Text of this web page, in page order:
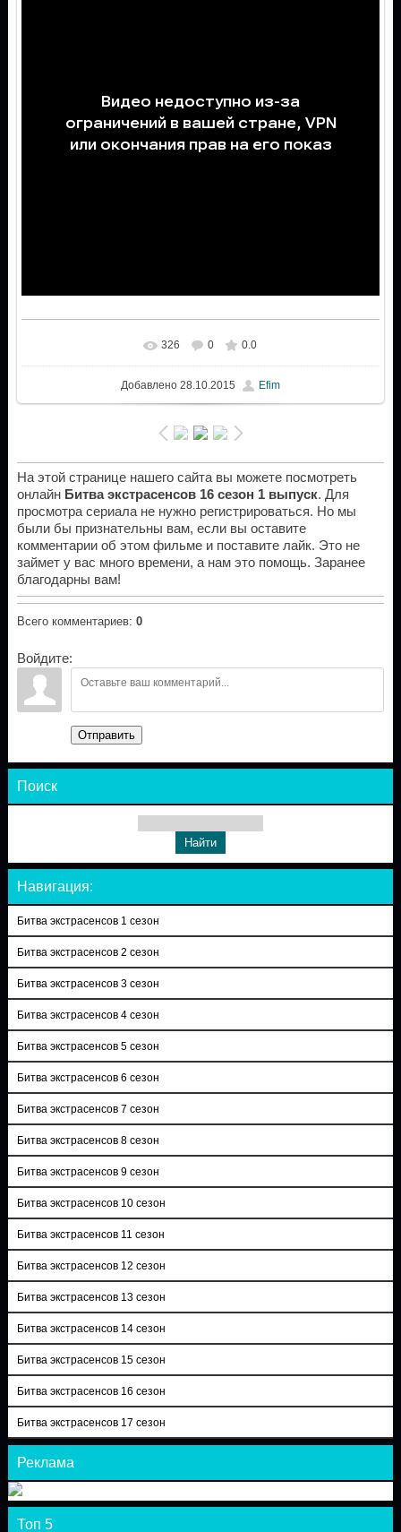
326 0 0.0
Добавлено28.10.2015 Efim
На этой странице нашего сайта вы можете посмотреть
онлайн Битва экстрасенсов 16 сезон 1 выпуск. Для
просмотра сериала не нужно регистрироваться. Но мы
были бы признательны вам, если вы оставите
комментарии об этом фильме и поставите лайк. Это не
займет у вас много времени, а нам это помощь. Заранее
благодарны вам!
Всего комментариев: 0
Войдите:
Отправить
Поиск
Навигация:
Битва экстрасенсов 1 сезон
Битва экстрасенсов 2 сезон
Битва экстрасенсов 3 сезон
Битва экстрасенсов 4 сезон
Битва экстрасенсов 5 сезон
Битва экстрасенсов 6 сезон
Битва экстрасенсов 7 сезон
Битва экстрасенсов 8 сезон
Битва экстрасенсов 9 сезон
Битва экстрасенсов 10 сезон
Битва экстрасенсов 11 сезон
Битва экстрасенсов 12 сезон
Битва экстрасенсов 13 сезон
Битва экстрасенсов 14 сезон
Битва экстрасенсов 15 сезон
Битва экстрасенсов 16 сезон
Битва экстрасенсов 17 сезон
Реклама
Топ 5